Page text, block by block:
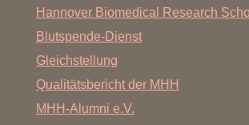
Hannover Biomedical Research
Blutspende-Dienst
Gleichstellung
Qualitätsbericht der MHH
MHH-Alumni e.V.